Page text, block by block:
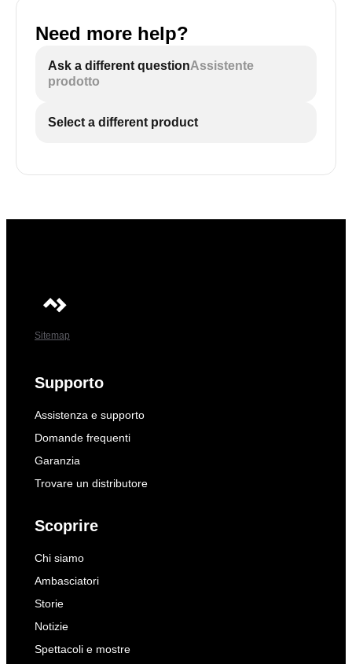
Need more help?
Ask a different questionAssistente
prodotto
Select a different product
Sitemap
Supporto
Assistenza e supporto
Domande frequenti
Garanzia
Trovare un distributore
Scoprire
Chi siamo
Ambasciatori
Storie
Notizie
Spettacoli e mostre